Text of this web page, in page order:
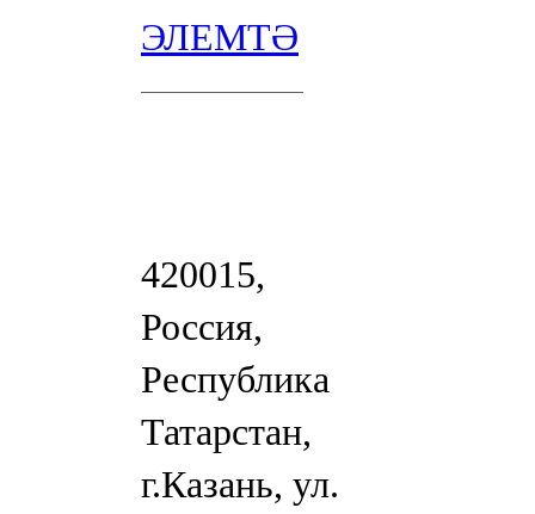
ЭЛЕМТӘ
420015,
Россия,
Республика
Татарстан,
г.Казань, ул.